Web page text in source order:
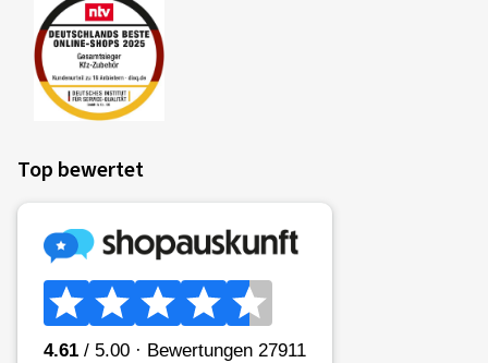
Top bewertet